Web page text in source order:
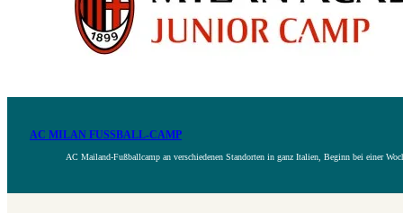
AC MILAN FUSSBALL-CAMP
AC Mailand-Fußballcamp an verschiedenen Standorten in ganz Italien, Beginn bei einer